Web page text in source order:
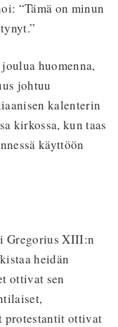
“Tämä on minun
huomenna,
johtuu
kalenterin
kirkossa, kun taas
käyttöön
Gregorius XIII:n
heidän
ottivat sen
protestantit ottivat